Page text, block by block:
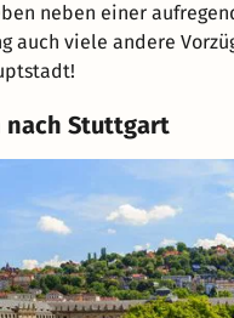
neben einer
auch viele andere
nach Stuttgart